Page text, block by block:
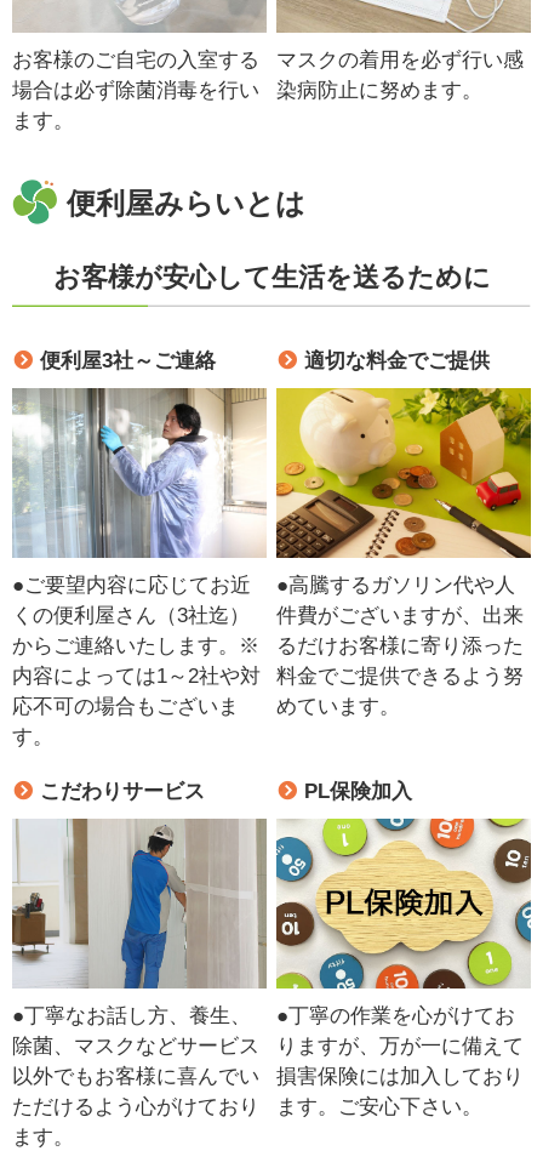
お客様のご自宅の入室する
場合は必ず除菌消毒を行い
ます。
マスクの着用を必ず行い感
染病防止に努めます。
便利屋みらいとは
お客様が安心して生活を送るために
便利屋3社～ご連絡
●ご要望内容に応じてお近
くの便利屋さん（3社迄）
からご連絡いたします。※
内容によっては1～2社や対
応不可の場合もございま
す。
適切な料金でご提供
●高騰するガソリン代や人
件費がございますが、出来
るだけお客様に寄り添った
料金でご提供できるよう努
めています。
こだわりサービス
●丁寧なお話し方、養生、
除菌、マスクなどサービス
以外でもお客様に喜んでい
ただけるよう心がけており
ます。
PL保険加入
●丁寧の作業を心がけてお
りますが、万が一に備えて
損害保険には加入しており
ます。ご安心下さい。